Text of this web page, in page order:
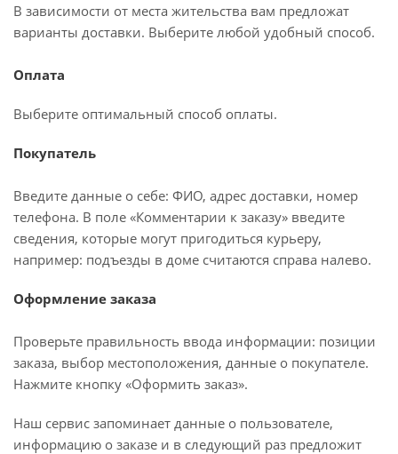
В зависимости от места жительства вам предложат
варианты доставки. Выберите любой удобный способ.
Оплата
Выберите оптимальный способ оплаты.
Покупатель
Введите данные о себе: ФИО, адрес доставки, номер
телефона. В поле «Комментарии к заказу» введите
сведения, которые могут пригодиться курьеру,
например: подъезды в доме считаются справа налево.
Оформление заказа
Проверьте правильность ввода информации: позиции
заказа, выбор местоположения, данные о покупателе.
Нажмите кнопку «Оформить заказ».
Наш сервис запоминает данные о пользователе,
информацию о заказе и в следующий раз предложит